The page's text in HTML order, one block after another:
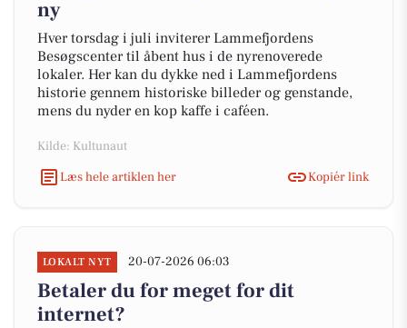
ny
Hver torsdag i juli inviterer Lammefjordens
Besøgscenter til åbent hus i de nyrenoverede
lokaler. Her kan du dykke ned i Lammefjordens
historie gennem historiske billeder og genstande,
mens du nyder en kop kaffe i caféen.
Kilde: Kultunaut
Læs hele artiklen her
Kopiér link
LOKALT NYT 20-07-2026 06:03
Betaler du for meget for dit
internet?